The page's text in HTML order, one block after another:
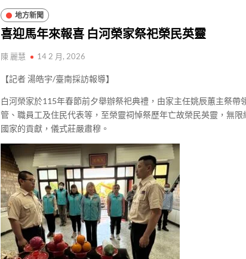
地方新聞
喜迎馬年來報喜 白河榮家祭祀榮民英靈
陳 麗慧 14 2 月, 2026
【記者 湯皓宇/臺南採訪報導】
白河榮家於115年春節前夕舉辦祭祀典禮，由家主任姚辰蕙主祭帶
管、職員工及住民代表等，至榮靈祠悼祭歷年亡故榮民英靈，無限
國家的貢獻，儀式莊嚴肅穆。